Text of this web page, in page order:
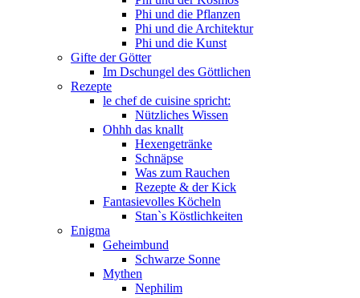
Phi und die Pflanzen
Phi und die Architektur
Phi und die Kunst
Gifte der Götter
Im Dschungel des Göttlichen
Rezepte
le chef de cuisine spricht:
Nützliches Wissen
Ohhh das knallt
Hexengetränke
Schnäpse
Was zum Rauchen
Rezepte & der Kick
Fantasievolles Köcheln
Stan`s Köstlichkeiten
Enigma
Geheimbund
Schwarze Sonne
Mythen
Nephilim